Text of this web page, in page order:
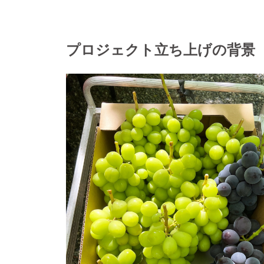
プロジェクト立ち上げの背景